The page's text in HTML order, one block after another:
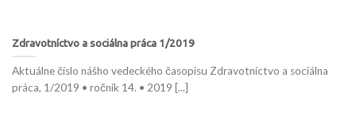
Zdravotníctvo a sociálna práca 1/2019
Aktuálne číslo nášho vedeckého časopisu Zdravotníctvo a sociálna
práca, 1/2019 • ročník 14. • 2019 [...]